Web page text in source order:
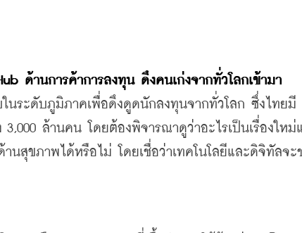
ด้านการค้าการลงทุน ดึงคนเก่งจากทั่วโลกเข้ามา
ในระดับภูมิภาคเพื่อดึงดูดนักลงทุนจากทั่วโลก ซึ่งไทยมี
3,000 ล้านคน
โดยต้องพิจารณาดูว่าอะไรเป็นเรื่องใหม่
านสุขภาพได้หรือไม่
โดยเชื่อว่าเทคโนโลยีและดิจิทัลจะ